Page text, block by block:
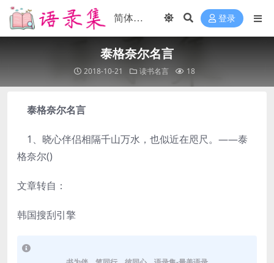
登录
泰格奈尔名言
2018-10-21 读书名言 18
泰格奈尔名言
1、晓心伴侣相隔千山万水，也似近在咫尺。——泰
格奈尔()
文章转自：
韩国搜刮引擎